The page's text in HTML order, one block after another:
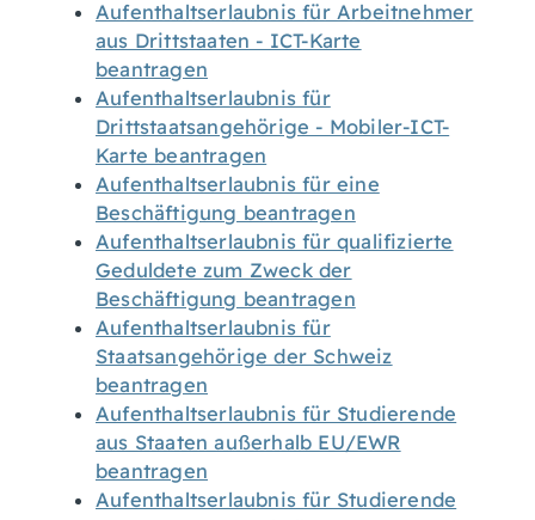
Aufenthaltserlaubnis für Arbeitnehmer
aus Drittstaaten - ICT-Karte
beantragen
Aufenthaltserlaubnis für
Drittstaatsangehörige - Mobiler-ICT-
Karte beantragen
Aufenthaltserlaubnis für eine
Beschäftigung beantragen
Aufenthaltserlaubnis für qualifizierte
Geduldete zum Zweck der
Beschäftigung beantragen
Aufenthaltserlaubnis für
Staatsangehörige der Schweiz
beantragen
Aufenthaltserlaubnis für Studierende
aus Staaten außerhalb EU/EWR
beantragen
Aufenthaltserlaubnis für Studierende